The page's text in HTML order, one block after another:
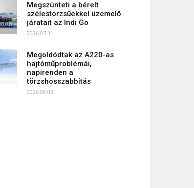
Megszünteti a bérelt
szélestörzsűekkel üzemelő
járatait az Indi Go
2026.07.31.
Megoldódtak az A220-as
hajtóműproblémái,
napirenden a
törzshosszabbítás
2026.08.02.